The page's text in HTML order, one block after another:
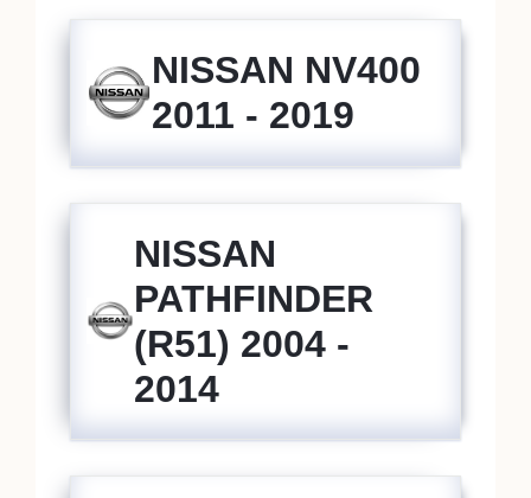
NISSAN NV400
2011 - 2019
NISSAN
PATHFINDER
(R51) 2004 -
2014